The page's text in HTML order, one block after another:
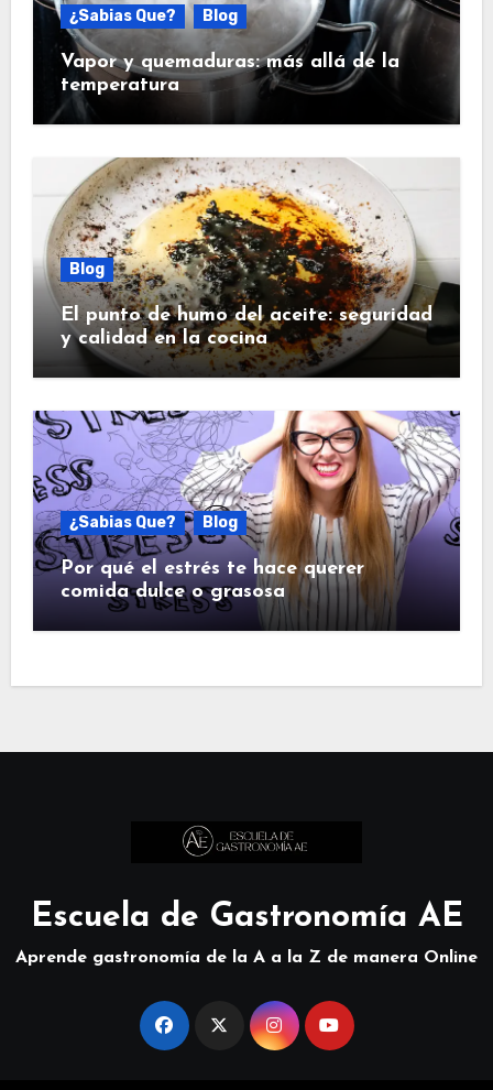
¿Sabias Que? Blog
Vapor y quemaduras: más allá de la
temperatura
Blog
El punto de humo del aceite: seguridad
y calidad en la cocina
¿Sabias Que? Blog
Por qué el estrés te hace querer
comida dulce o grasosa
Escuela de Gastronomía AE
Aprende gastronomía de la A a la Z de manera Online